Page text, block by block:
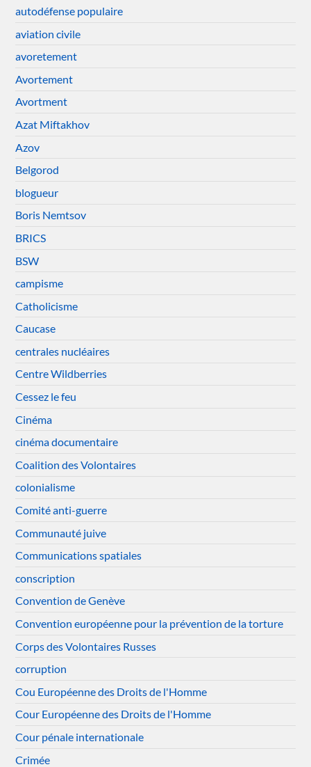
autodéfense populaire
aviation civile
avoretement
Avortement
Avortment
Azat Miftakhov
Azov
Belgorod
blogueur
Boris Nemtsov
BRICS
BSW
campisme
Catholicisme
Caucase
centrales nucléaires
Centre Wildberries
Cessez le feu
Cinéma
cinéma documentaire
Coalition des Volontaires
colonialisme
Comité anti-guerre
Communauté juive
Communications spatiales
conscription
Convention de Genève
Convention européenne pour la prévention de la torture
Corps des Volontaires Russes
corruption
Cou Européenne des Droits de l'Homme
Cour Européenne des Droits de l'Homme
Cour pénale internationale
Crimée